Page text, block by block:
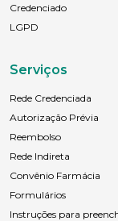
Credenciado
LGPD
Serviços
Rede Credenciada
Autorização Prévia
Reembolso
Rede Indireta
Convênio Farmácia
Formulários
Instruções para